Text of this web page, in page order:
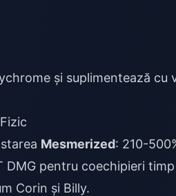
și suplimentează cu
Mesmerized: 210-
pentru coechipieri
Corin și Billy.